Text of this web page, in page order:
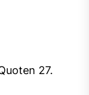
27.